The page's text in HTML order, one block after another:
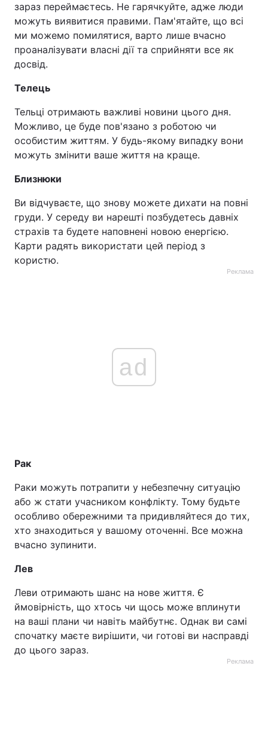
зараз переймаєтесь. Не гарячкуйте, адже люди
можуть виявитися правими. Пам'ятайте, що всі
ми можемо помилятися, варто лише вчасно
проаналізувати власні дії та сприйняти все як
досвід.
Телець
Тельці отримають важливі новини цього дня.
Можливо, це буде пов'язано з роботою чи
особистим життям. У будь-якому випадку вони
можуть змінити ваше життя на краще.
Близнюки
Ви відчуваєте, що знову можете дихати на повні
груди. У середу ви нарешті позбудетесь давніх
страхів та будете наповнені новою енергією.
Карти радять використати цей період з
користю.
Реклама
ad
Рак
Раки можуть потрапити у небезпечну ситуацію
або ж стати учасником конфлікту. Тому будьте
особливо обережними та придивляйтеся до тих,
хто знаходиться у вашому оточенні. Все можна
вчасно зупинити.
Лев
Леви отримають шанс на нове життя. Є
ймовірність, що хтось чи щось може вплинути
на ваші плани чи навіть майбутнє. Однак ви самі
спочатку маєте вирішити, чи готові ви насправді
до цього зараз.
Реклама